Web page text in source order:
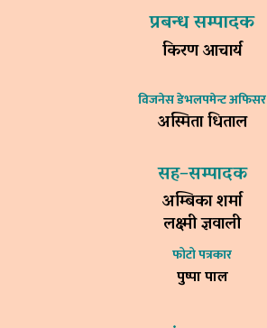
प्रबन्ध सम्पादक
किरण आचार्य
विजनेस डेभलपमेन्ट अफिसर
अस्मिता धिताल
सह–सम्पादक
अम्बिका शर्मा
लक्ष्मी ज्ञवाली
फोटो पत्रकार
पुष्पा पाल